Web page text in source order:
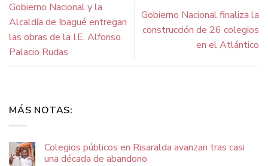
Gobierno Nacional y la
Alcaldía de Ibagué entregan
las obras de la I.E. Alfonso
Palacio Rudas
Gobierno Nacional finaliza la
construcción de 26 colegios
en el Atlántico
MÁS NOTAS:
Colegios públicos en Risaralda avanzan tras casi
una década de abandono